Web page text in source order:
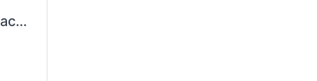
Водорастворимая масляная пастель